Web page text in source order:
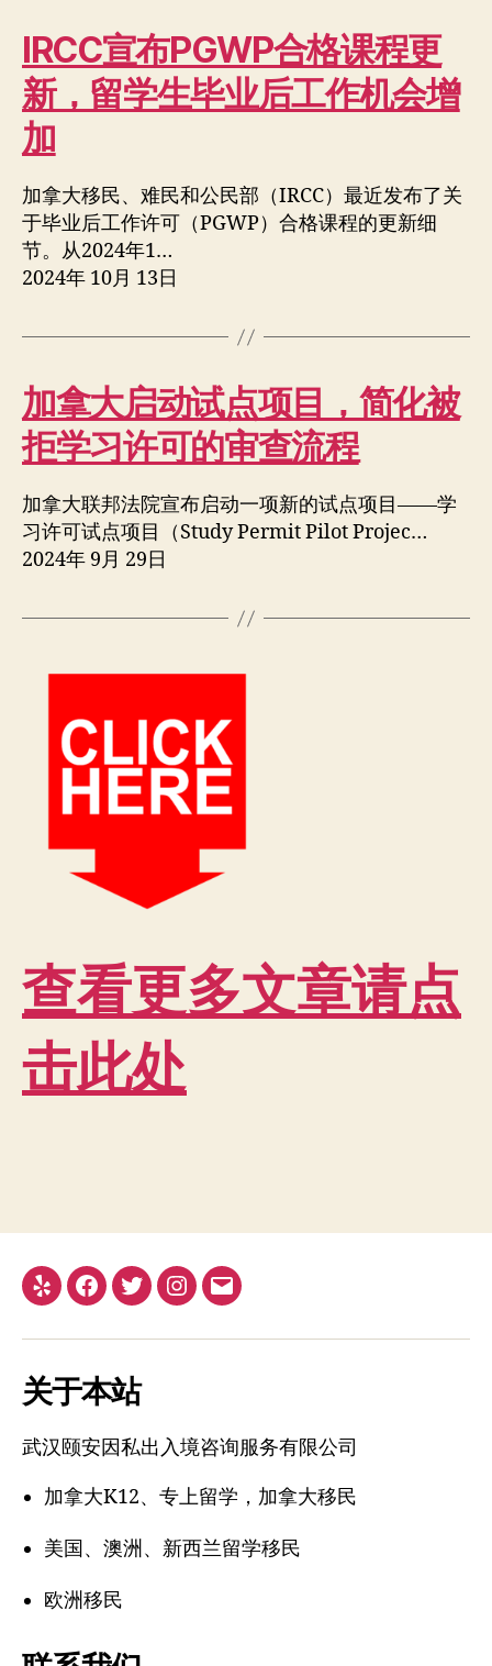
IRCC宣布PGWP合格课程更
新，留学生毕业后工作机会增
加
加拿大移民、难民和公民部（IRCC）最近发布了关
于毕业后工作许可（PGWP）合格课程的更新细
节。从2024年1…
2024年 10月 13日
加拿大启动试点项目，简化被
拒学习许可的审查流程
加拿大联邦法院宣布启动一项新的试点项目——学
习许可试点项目（Study Permit Pilot Projec…
2024年 9月 29日
查看更多文章请点
击此处
Yelp Facebook
TwitterInstagram
电
址
关于本站
武汉颐安因私出入境咨询服务有限公司
加拿大K12、专上留学，加拿大移民
美国、澳洲、新西兰留学移民
欧洲移民